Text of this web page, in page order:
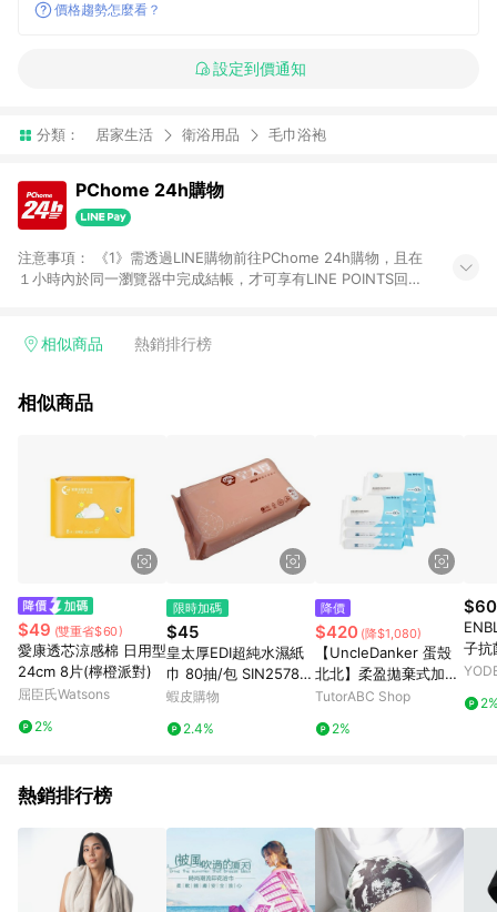
價格趨勢怎麼看？
設定到價通知
分類： 居家生活 衛浴用品 毛巾浴袍
PChome 24h購物
注意事項： 《1》需透過LINE購物前往PChome 24h購物，且在
１小時內於同一瀏覽器中完成結帳，才可享有LINE POINTS回饋
在點數回饋範圍內。 《3》如取消訂單、退貨、購物中登出
品、票券、訂閱方案、PChome儲值商品、企業專區/企業採購、
[2026/6/2起適用] 《5》回饋點數的計算將會排除【訂單活動折
扣 (含折價券折扣)】、【P幣扣抵】、【現金積點扣抵】及【訂單
運費】等金額。 《6》符合LINE POINTS回饋資格之訂單將於商
家訂單頁面標示「LINE回饋」，若無此標示則 不符合回饋LINE
POINTS點數資格亦不得使用點數紅包 。 《7》LINE購物設有
「單一商品最高回饋點數」機制 (特殊活動時開放「回饋無上
限」)，以同一訂單中同一商品不論件數計算，並依訂單成立時間
當下LINE購物所設定的回饋機制為準。 《8》LINE購物為購物資
訊整合性平台，商品資料更新會有時間差，如顯示之商品規格、
顏色、價位、贈品與PChome 24h購物銷售網頁不符，以銷售網
頁標示為準！
相似商品 熱銷排行榜
相似商品
$49 (雙重省$60)
愛康透芯涼感棉 日用型
24cm 8片(檸橙派對)
屈臣氏Watsons
2%
限時加碼
$45
皇太厚EDI超純水濕紙
巾 80抽/包 SIN2578
濕紙巾
蝦皮購物
2.4%
降價
$420 (降$1,080)
【UncleDanker 蛋殼
北北】柔盈拋棄式加厚
洗臉巾 60抽（6入）
TutorABC Shop
2%
$60
子抗
隨身
熱銷排行榜